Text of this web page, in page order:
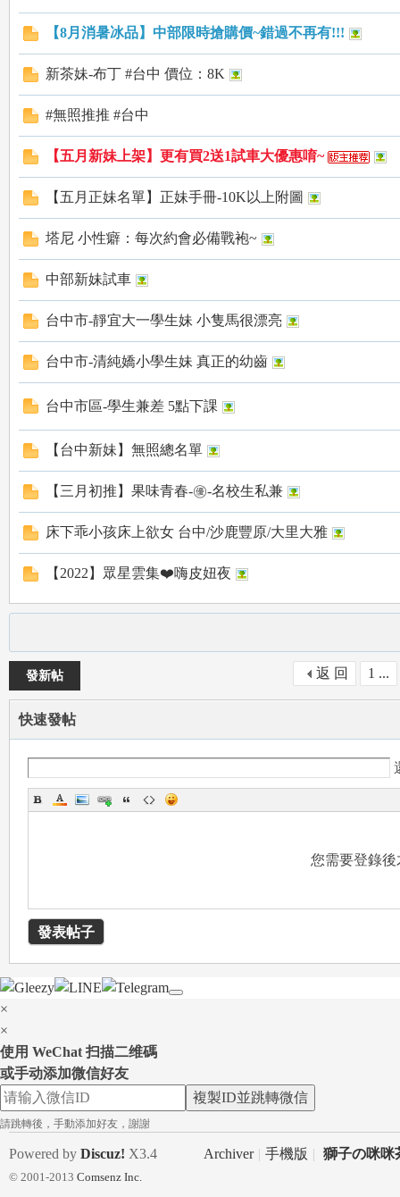
mi
15
【8月消暑冰品】中部限時搶購價~錯過不再有!!!
新茶妹-布丁 #台中 價位：8K
#無照推推 #台中
【五月新妹上架】更有買2送1試車大優惠唷~
【五月正妹名單】正妹手冊-10K以上附圖
塔尼 小性癖：每次約會必備戰袍~
中部新妹試車
台中市-靜宜大一學生妹 小隻馬很漂亮
台中市-清純嬌小學生妹 真正的幼齒
台中市區-學生兼差 5點下課
【台中新妹】無照總名單
【三月初推】果味青春-㊝-名校生私兼
床下乖小孩床上欲女 台中/沙鹿豐原/大里大雅
【2022】眾星雲集❤️嗨皮妞夜
1 ...
返 回
發新帖
快速發帖
您需要登錄
發表帖子
×
×
使用 WeChat 扫描二维碼
或手动添加微信好友
複製ID並跳轉微信
請跳轉後，手動添加好友，謝謝
Archiver | 手機版 | 獅子の咪咪
Powered by Discuz! X3.4
© 2001-2013 Comsenz Inc.